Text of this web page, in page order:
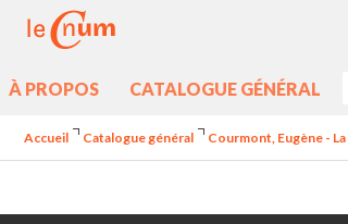
À PROPOS CATALOGUE GÉNÉRAL
Accueil Catalogue général Courmont, Eugène -